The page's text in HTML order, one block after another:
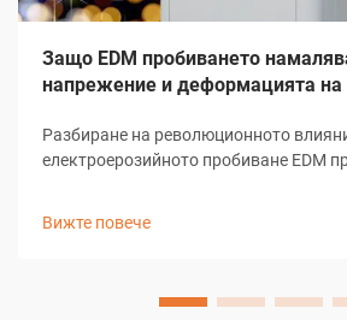
Защо EDM пробиването
напрежение и деформацията на
Разбиране на революционното
електроерозийното пробиване EDM
Вижте повече